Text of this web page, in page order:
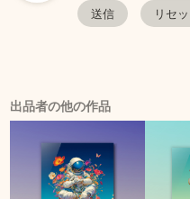
出品者の他の作品